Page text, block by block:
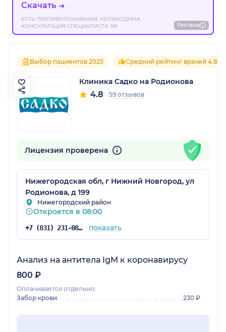
Скачать
ЕСТЬ ПРОТИВОПОКАЗАНИЯ. НЕОБХОДИМА
КОНСУЛЬТАЦИЯ СПЕЦИАЛИСТА. 18+
Реклама
Выбор пациентов 2025 Средний рейтинг врачей 4.8
Клиника Садко на Родионова
4.8 59 отзывов
Лицензия проверена
Нижегородская обл, г Нижний Новгород, ул
Родионова, д 199
Нижегородский район
Откроется в 08:00
+7 (831) 231-08-16 показать
Анализ на антитела IgM к коронавирусу
800 ₽
Оплачивается отдельно:
Забор крови
230 ₽